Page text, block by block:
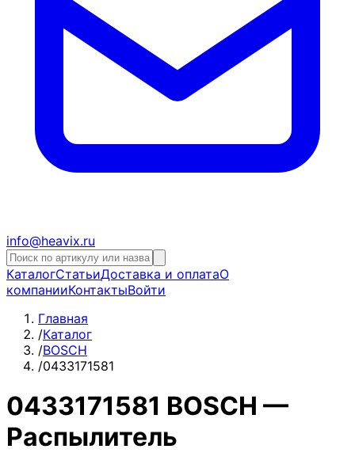
info@heavix.ru
КаталогСтатьиДоставка и оплатаО
компанииКонтактыВойти
Главная
/Каталог
/BOSCH
/0433171581
0433171581 BOSCH —
Распылитель